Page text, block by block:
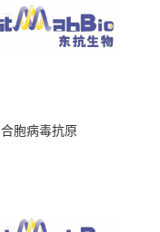
合胞病毒抗原